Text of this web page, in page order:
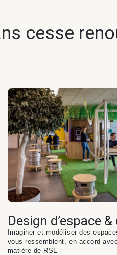
cesse
Design d’espace
Imaginer et modéliser des
vous ressemblent, en accord
matière de RSE